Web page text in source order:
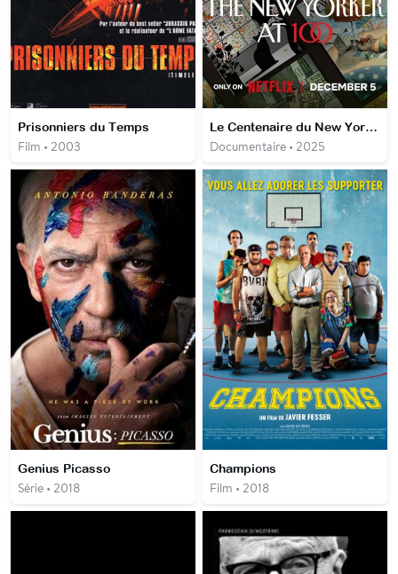
Prisonniers du Temps
Film • 2003
Le Centenaire du New Yorker
Documentaire • 2025
Genius Picasso
Série • 2018
Champions
Film • 2018